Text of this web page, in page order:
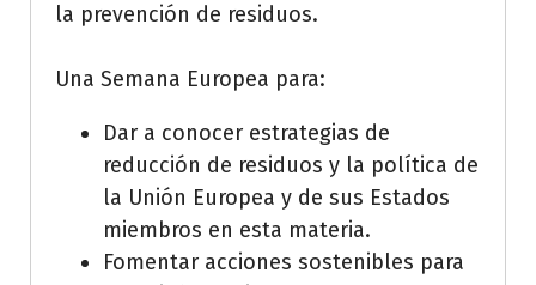
la prevención de residuos.
Una Semana Europea para:
Dar a conocer estrategias de
reducción de residuos y la política de
la Unión Europea y de sus Estados
miembros en esta materia.
Fomentar acciones sostenibles para